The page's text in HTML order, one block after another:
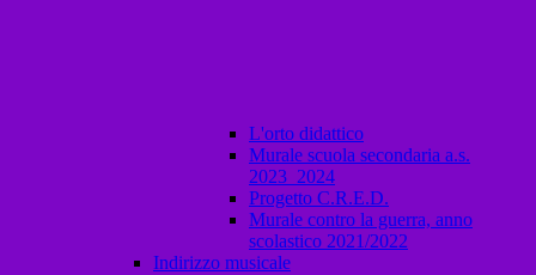
L'orto didattico
Murale scuola secondaria a.s.
2023_2024
Progetto C.R.E.D.
Murale contro la guerra, anno
scolastico 2021/2022
Indirizzo musicale